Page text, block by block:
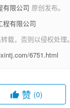
有限公司 原创发布。
程有限公司
载，否则以侵权处理。
6751.html
赞 (0)